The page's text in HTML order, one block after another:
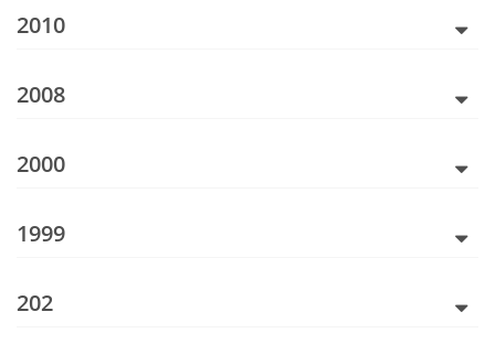
2010
2008
2000
1999
202